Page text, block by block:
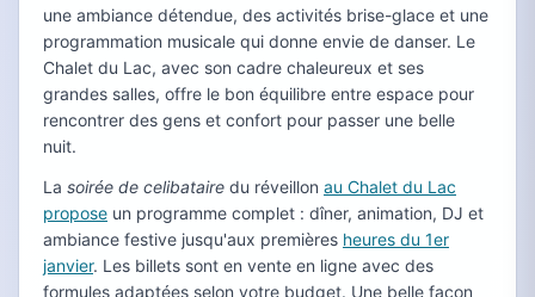
une ambiance détendue, des activités brise-glace et une
programmation musicale qui donne envie de danser. Le
Chalet du Lac, avec son cadre chaleureux et ses
grandes salles, offre le bon équilibre entre espace pour
rencontrer des gens et confort pour passer une belle
nuit.
La soirée de celibataire du réveillon au Chalet du Lac
propose un programme complet : dîner, animation, DJ et
ambiance festive jusqu'aux premières heures du 1er
janvier. Les billets sont en vente en ligne avec des
formules adaptées selon votre budget. Une belle façon